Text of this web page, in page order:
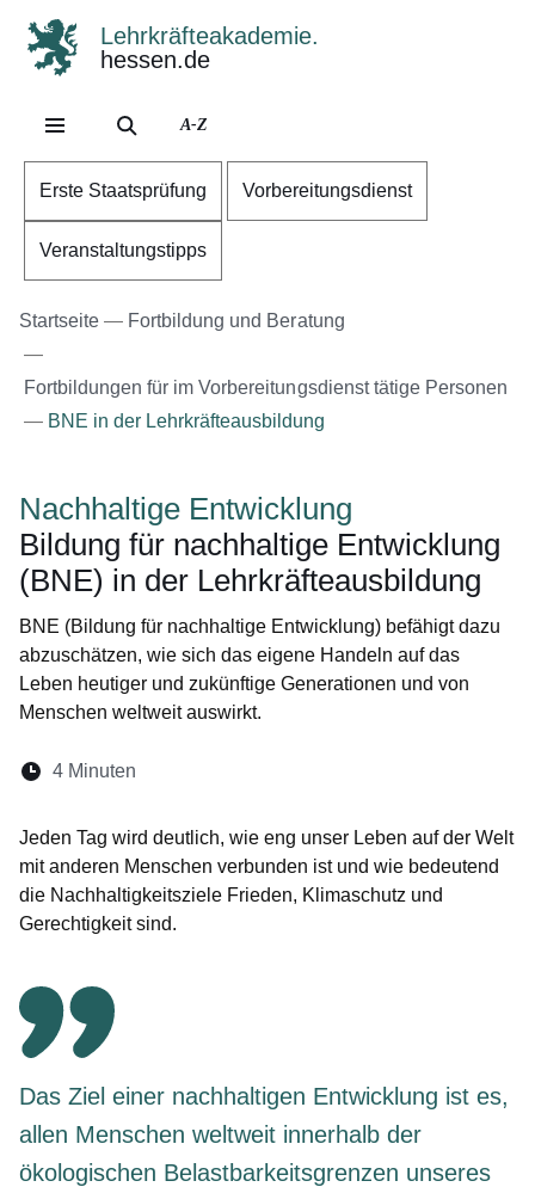
Lehrkräfteakademie.
hessen.de
A-Z
Erste Staatsprüfung Vorbereitungsdienst
Veranstaltungstipps
Startseite Fortbildung und Beratung
Fortbildungen für im Vorbereitungsdienst tätige Personen
BNE in der Lehrkräfteausbildung
Nachhaltige Entwicklung
Bildung für nachhaltige Entwicklung
(BNE) in der Lehrkräfteausbildung
BNE (Bildung für nachhaltige Entwicklung) befähigt dazu
abzuschätzen, wie sich das eigene Handeln auf das
Leben heutiger und zukünftige Generationen und von
Menschen weltweit auswirkt.
Lesedauer:
4 Minuten
Jeden Tag wird deutlich, wie eng unser Leben auf der Welt
mit anderen Menschen verbunden ist und wie bedeutend
die Nachhaltigkeitsziele Frieden, Klimaschutz und
Gerechtigkeit sind.
Das Ziel einer nachhaltigen Entwicklung ist es,
allen Menschen weltweit innerhalb der
ökologischen Belastbarkeitsgrenzen unseres